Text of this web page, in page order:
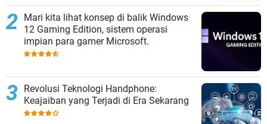
Mari kita lihat konsep di balik Windows
12 Gaming Edition, sistem operasi
impian para gamer Microsoft.
Revolusi Teknologi Handphone:
Keajaiban yang Terjadi di Era Sekarang